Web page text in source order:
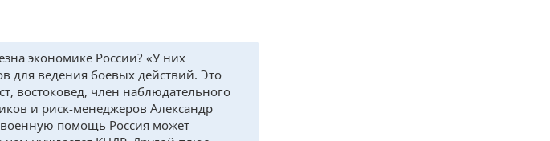
экономике России? «У них
для ведения боевых действий. Это
востоковед, член наблюдательного
и риск-менеджеров Александр
военную помощь Россия может